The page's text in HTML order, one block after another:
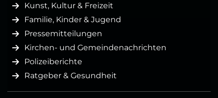
Kunst, Kultur & Freizeit
Familie, Kinder & Jugend
Pressemitteilungen
Kirchen- und Gemeindenachrichten
Polizeiberichte
Ratgeber & Gesundheit